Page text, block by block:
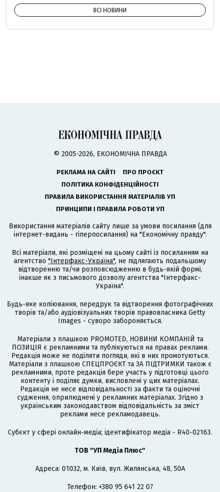
ВСІ НОВИНИ
© 2005-2026, ЕКОНОМІЧНА ПРАВДА
РЕКЛАМА НА САЙТІ
ПРО ПРОЄКТ
ПОЛІТИКА КОНФІДЕНЦІЙНОСТІ
ПРАВИЛА ВИКОРИСТАННЯ МАТЕРІАЛІВ УП
ПРИНЦИПИ І ПРАВИЛА РОБОТИ УП
Використання матеріалів сайту лише за умови посилання (для
інтернет-видань - гіперпосилання) на "Економічну правду".
Всі матеріали, які розміщені на цьому сайті із посиланням на
агентство "Інтерфакс-Україна", не підлягають подальшому
відтворенню та/чи розповсюдженню в будь-якій формі,
інакше як з письмового дозволу агентства "Інтерфакс-
Україна".
Будь-яке копіювання, передрук та відтворення фотографічних
творів та/або аудіовізуальних творів правовласника Getty
Images - суворо забороняється.
Матеріали з плашкою PROMOTED, НОВИНИ КОМПАНІЙ та
ПОЗИЦІЯ є рекламними та публікуються на правах реклами.
Редакція може не поділяти погляди, які в них промотуються.
Матеріали з плашкою СПЕЦПРОЄКТ та ЗА ПІДТРИМКИ також є
рекламними, проте редакція бере участь у підготовці цього
контенту і поділяє думки, висловлені у цих матеріалах.
Редакція не несе відповідальності за факти та оціночні
судження, оприлюднені у рекламних матеріалах. Згідно з
українським законодавством відповідальність за зміст
реклами несе рекламодавець.
Cубєкт у сфері онлайн-медіа; ідентифікатор медіа - R40-02163.
ТОВ "УП Медіа Плюс"
Адреса: 01032, м. Київ, вул. Жилянська, 48, 50А
Телефон: +380 95 641 22 07